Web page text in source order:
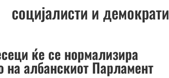
социјалисти и демократи
ќе се нормализира
на албанскиот Парламент